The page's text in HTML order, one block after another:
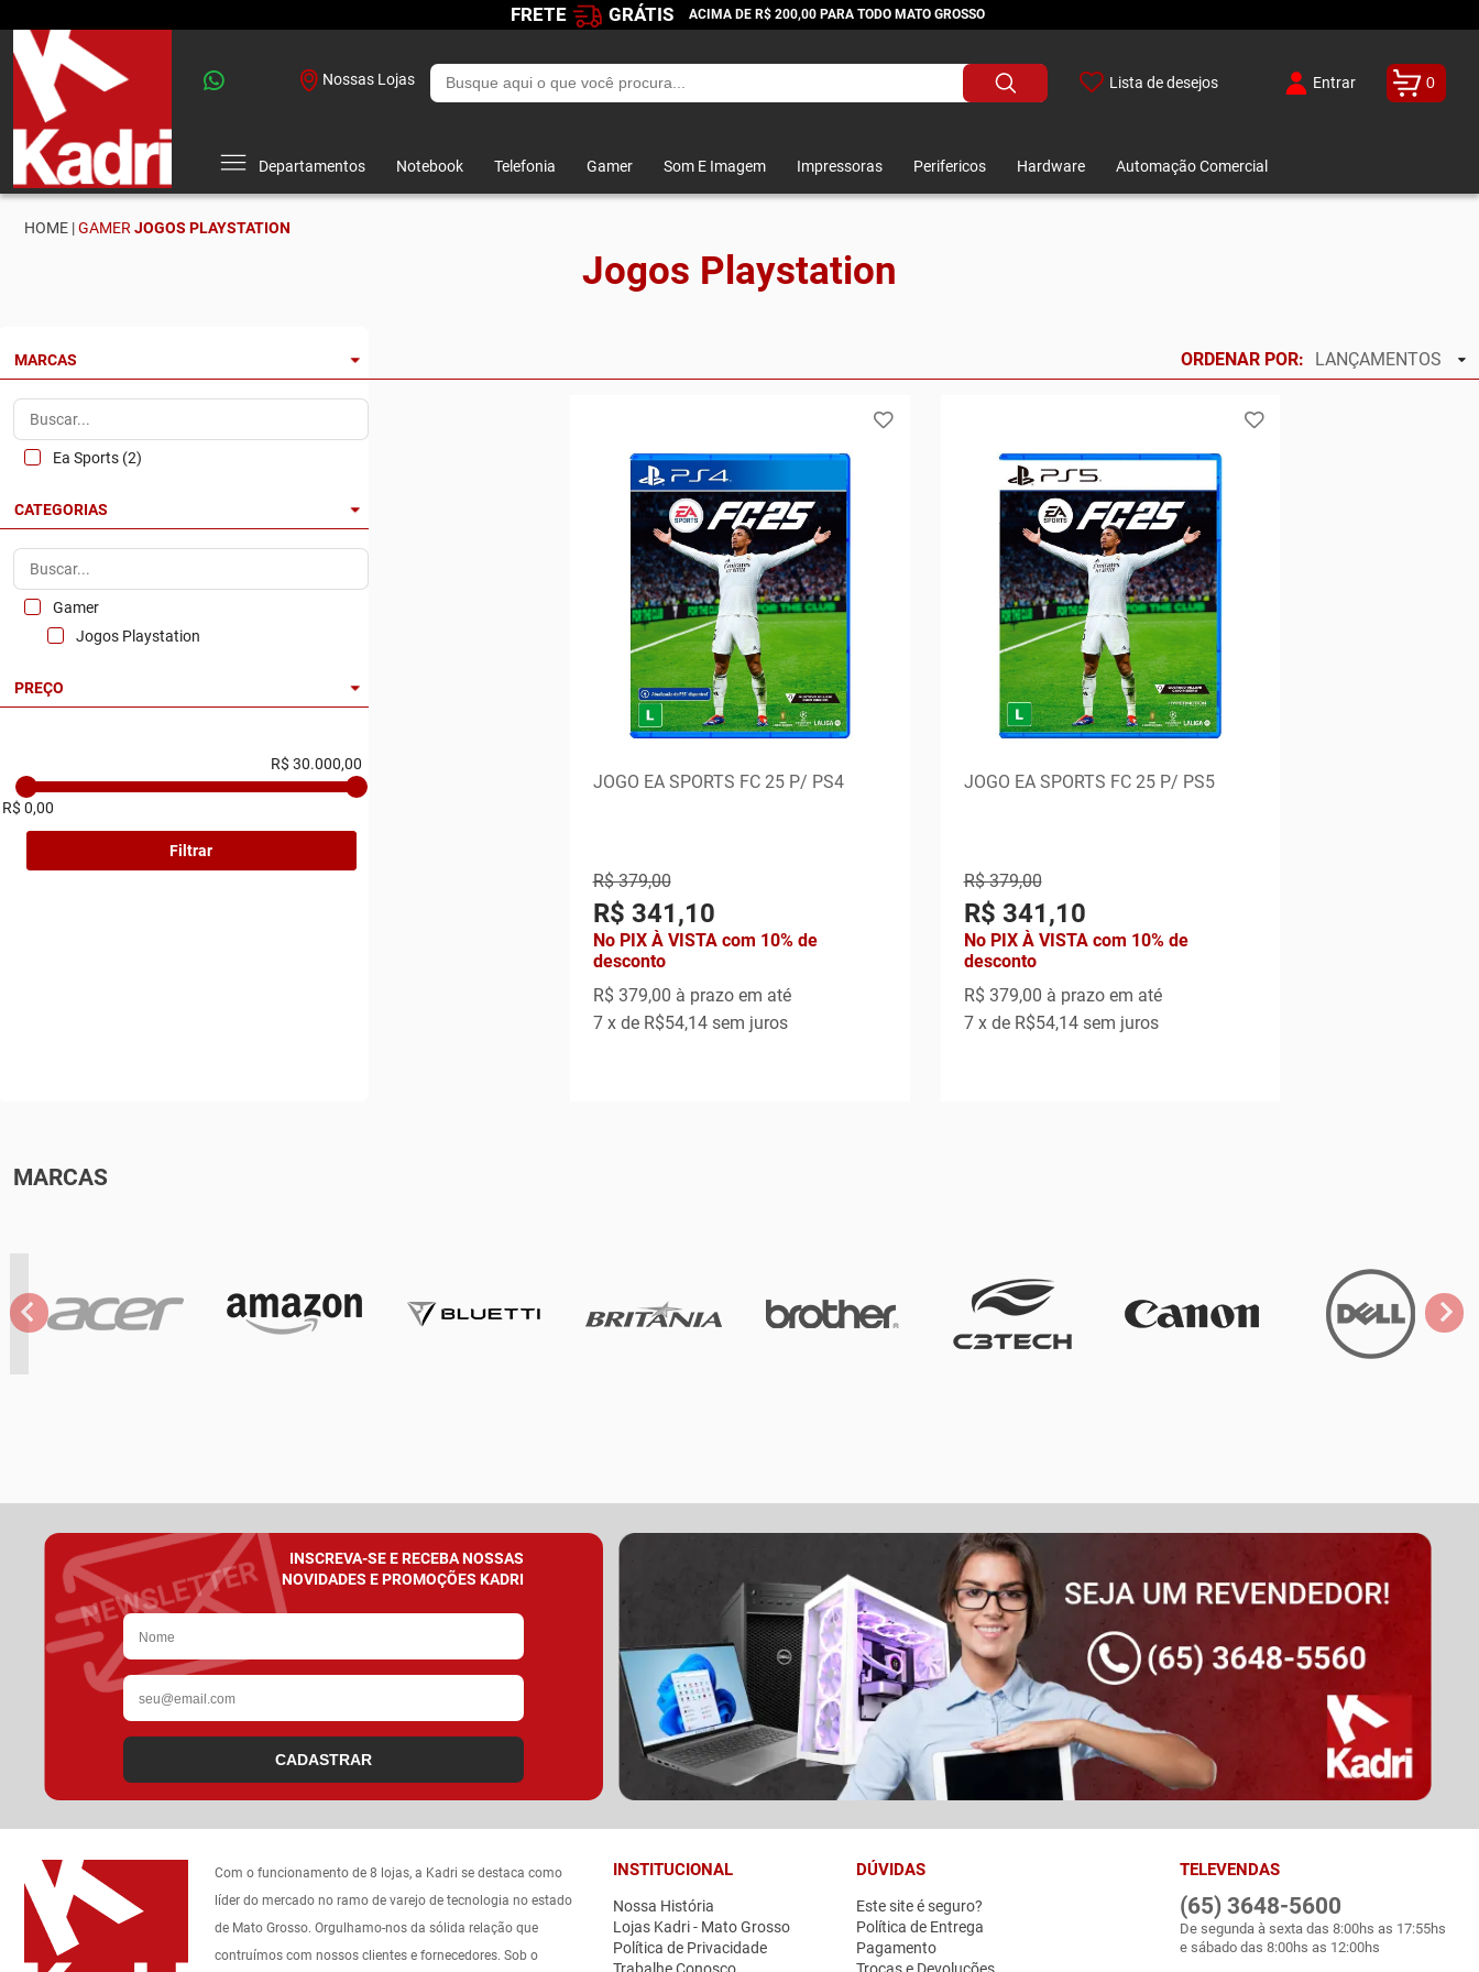
FRETE GRÁTIS ACIMA DE R$ 200,00 PARA TODO MATO GROSSO
Nossas Lojas Lista de desejos Entrar 0
Departamentos Notebook Telefonia Gamer Som E Imagem Impressoras Perifericos Hardware Automação Comercial
HOME |GAMER JOGOS PLAYSTATION
Jogos Playstation
MARCAS
Ea Sports (2)
CATEGORIAS
Gamer
Jogos Playstation
PREÇO
R$ 0,00
R$ 30.000,00
Filtrar
ORDENAR POR: LANÇAMENTOS
JOGO EA SPORTS FC 25 P/ PS4
R$ 379,00
R$ 341,10
No PIX À VISTA com 10% de
desconto
R$ 379,00 à prazo em até
7x de R$54,14sem juros
JOGO EA SPORTS FC 25 P/ PS5
R$ 379,00
R$ 341,10
No PIX À VISTA com 10% de
desconto
R$ 379,00 à prazo em até
7x de R$54,14sem juros
MARCAS
INSCREVA-SE E RECEBA NOSSAS
NOVIDADES E PROMOÇÕES KADRI
CADASTRAR
Com o funcionamento de 8 lojas, a Kadri se destaca como
líder do mercado no ramo de varejo de tecnologia no estado
de Mato Grosso. Orgulhamo-nos da sólida relação que
contruímos com nossos clientes e fornecedores. Sob o
INSTITUCIONAL
Nossa História
Lojas Kadri - Mato Grosso
Política de Privacidade
DÚVIDAS
Este site é seguro?
Política de Entrega
Pagamento
TELEVENDAS
(65) 3648-5600
De segunda à sexta das 8:00hs as 17:55hs
e sábado das 8:00hs as 12:00hs